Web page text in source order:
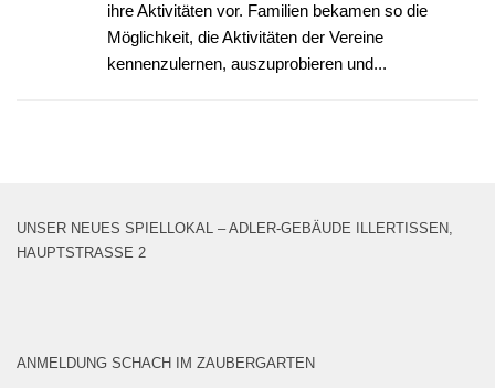
ihre Aktivitäten vor. Familien bekamen so die
Möglichkeit, die Aktivitäten der Vereine
kennenzulernen, auszuprobieren und...
UNSER NEUES SPIELLOKAL – ADLER-GEBÄUDE ILLERTISSEN,
HAUPTSTRASSE 2
ANMELDUNG SCHACH IM ZAUBERGARTEN